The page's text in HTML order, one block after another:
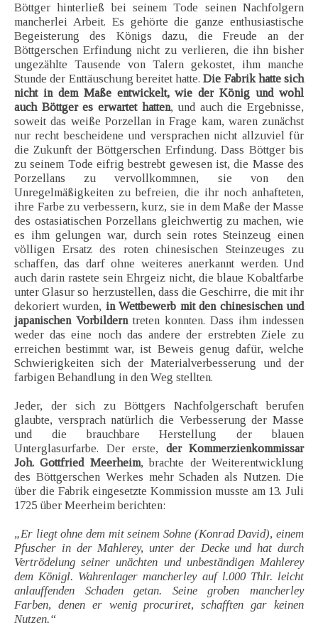
Böttger hinterließ bei seinem Tode seinen Nachfolgern
mancherlei Arbeit. Es gehörte die ganze enthusiastische
Begeisterung des Königs dazu, die Freude an der
Böttgerschen Erfindung nicht zu verlieren, die ihn bisher
ungezählte Tausende von Talern gekostet, ihm manche
Stunde der Enttäuschung bereitet hatte.Die Fabrik hatte sich
nicht in dem Maße entwickelt, wie der König und wohl
auch Böttger es erwartet hatten, und auch die Ergebnisse,
soweit das weiße Porzellan in Frage kam, waren zunächst
nur recht bescheidene und versprachen nicht allzuviel für
die Zukunft der Böttgerschen Erfindung. Dass Böttger bis
zu seinem Tode eifrig bestrebt gewesen ist, die Masse des
Porzellans zu vervollkommnen, sie von den
Unregelmäßigkeiten zu befreien, die ihr noch anhafteten,
ihre Farbe zu verbessern, kurz, sie in dem Maße der Masse
des ostasiatischen Porzellans gleichwertig zu machen, wie
es ihm gelungen war, durch sein rotes Steinzeug einen
völligen Ersatz des roten chinesischen Steinzeuges zu
schaffen, das darf ohne weiteres anerkannt werden. Und
auch darin rastete sein Ehrgeiz nicht, die blaue Kobaltfarbe
unter Glasur so herzustellen, dass die Geschirre, die mit ihr
dekoriert wurden, in Wettbewerb mit den chinesischen und
japanischen Vorbilderntreten konnten. Dass ihm indessen
weder das eine noch das andere der erstrebten Ziele zu
erreichen bestimmt war, ist Beweis genug dafür, welche
Schwierigkeiten sich der Materialverbesserung und der
farbigen Behandlung in den Weg stellten.
Jeder, der sich zu Böttgers Nachfolgerschaft berufen
glaubte, versprach natürlich die Verbesserung der Masse
und die brauchbare Herstellung der blauen
Unterglasurfarbe. Der erste, der Kommerzienkommissar
Joh. Gottfried Meerheim, brachte der Weiterentwicklung
des Böttgerschen Werkes mehr Schaden als Nutzen. Die
über die Fabrik eingesetzte Kommission musste am 13. Juli
1725 über Meerheim berichten:
„Er liegt ohne dem mit seinem Sohne (Konrad David), einem
Pfuscher in der Mahlerey, unter der Decke und hat durch
Vertrödelung seiner unächten und unbeständigen Mahlerey
dem Königl. Wahrenlager mancherley auf l.000 Thlr. leicht
anlauffenden Schaden getan. Seine groben mancherley
Farben, denen er wenig procuriret, schafften gar keinen
Nutzen.“